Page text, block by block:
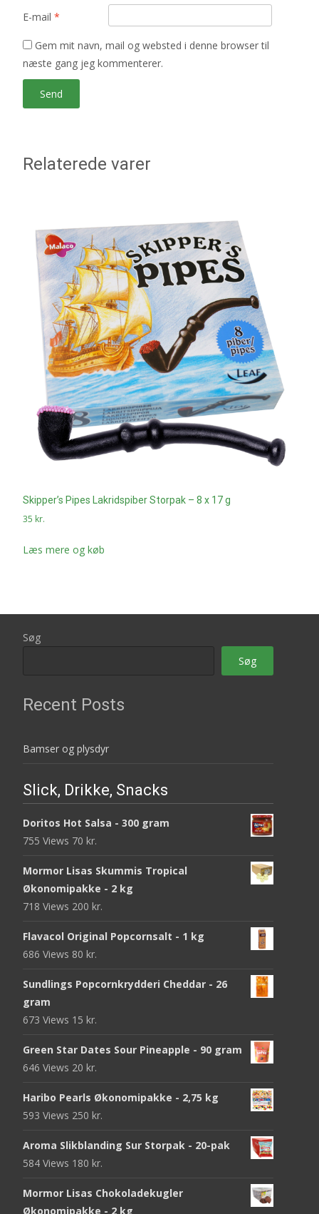
E-mail *
Gem mit navn, mail og websted i denne browser til
næste gang jeg kommenterer.
Relaterede varer
Skipper’s Pipes Lakridspiber Storpak – 8 x 17 g
35 kr.
Læs mere og køb
Søg
Søg
Recent Posts
Bamser og plysdyr
Slick, Drikke, Snacks
Doritos Hot Salsa - 300 gram
755 Views 70 kr.
Mormor Lisas Skummis Tropical
Økonomipakke - 2 kg
718 Views 200 kr.
Flavacol Original Popcornsalt - 1 kg
686 Views 80 kr.
Sundlings Popcornkrydderi Cheddar - 26
gram
673 Views 15 kr.
Green Star Dates Sour Pineapple - 90 gram
646 Views 20 kr.
Haribo Pearls Økonomipakke - 2,75 kg
593 Views 250 kr.
Aroma Slikblanding Sur Storpak - 20-pak
584 Views 180 kr.
Mormor Lisas Chokoladekugler
Økonomipakke - 2 kg